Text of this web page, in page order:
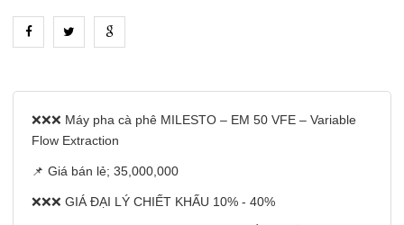
❌❌❌ Máy pha cà phê MILESTO – EM 50 VFE – Variable
Flow Extraction
📌 Giá bán lẻ; 35,000,000
❌❌❌ GIÁ ĐẠI LÝ CHIẾT KHẤU 10% - 40%